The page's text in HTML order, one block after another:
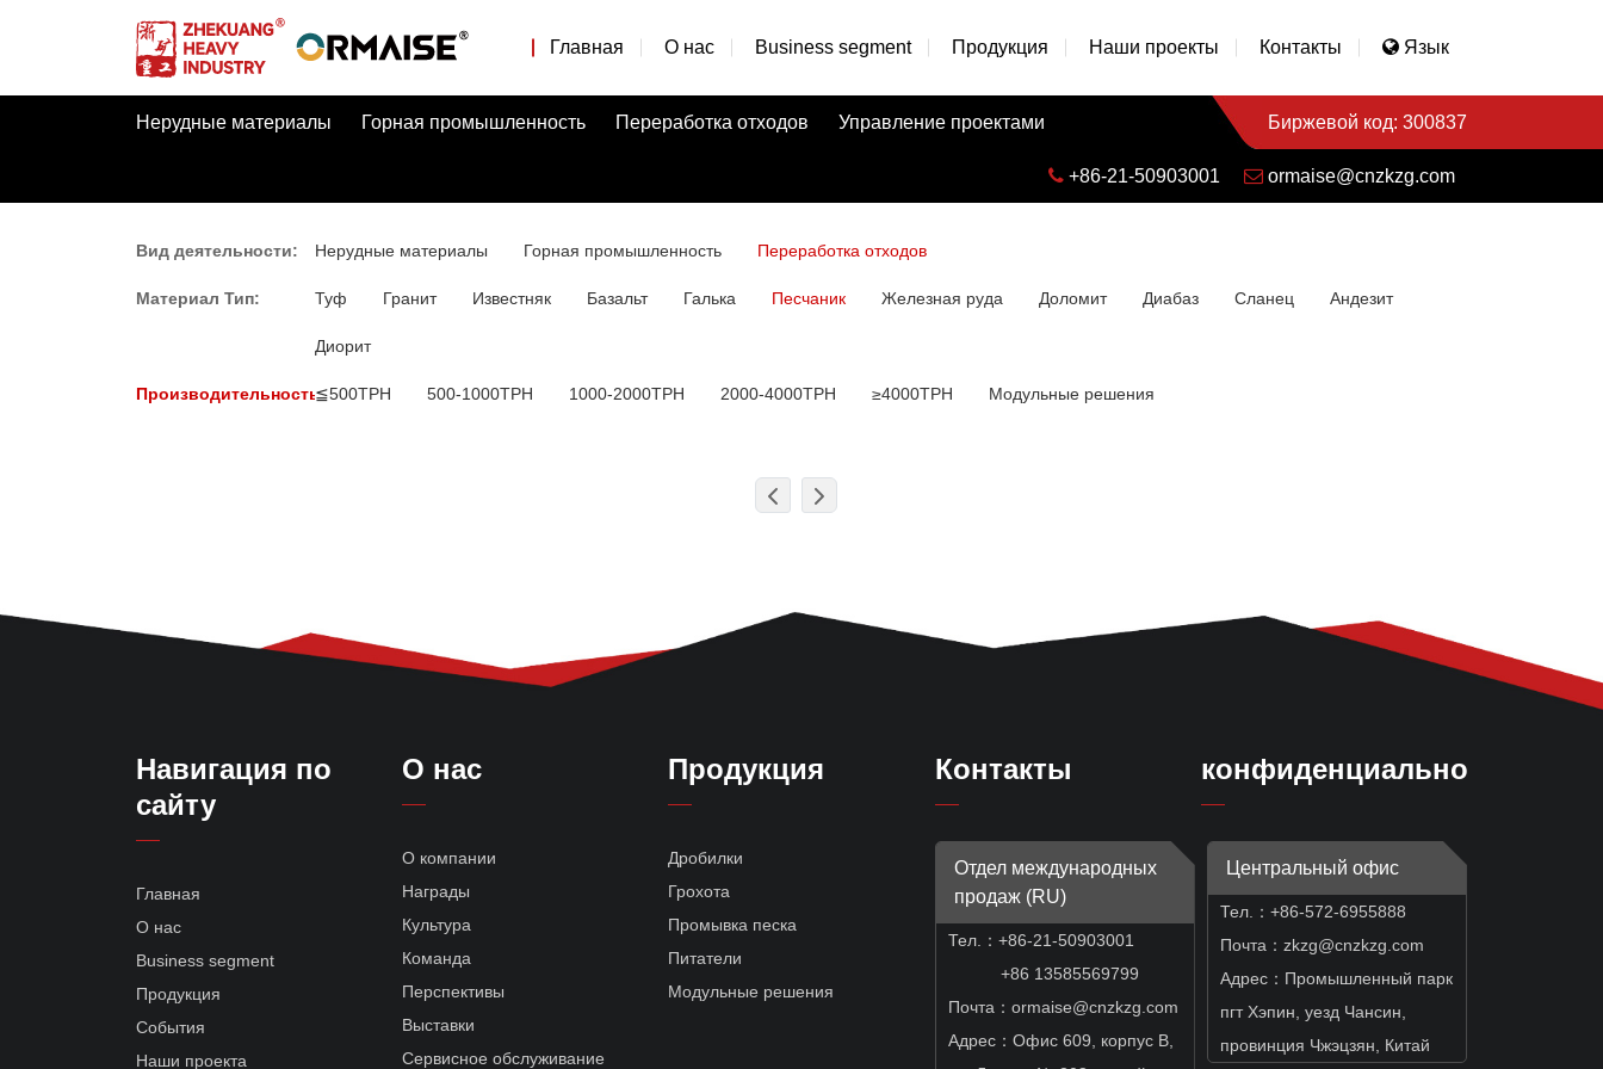
Главная О нас Business segment Продукция Наши проекты Контакты Язык
Нерудные материалы Горная промышленность Переработка отходов Управление проектами Биржевой код: 300837
+86-21-50903001 ormaise@cnzkzg.com
Вид деятельности: Нерудные материалы Горная промышленность Переработка отходов
Материал Тип: Туф Гранит Известняк Базальт Галька Песчаник Железная руда Доломит Диабаз Сланец Андезит
Диорит
Производительность:≦500TPH 500-1000TPH 1000-2000TPH 2000-4000TPH ≥4000TPH Модульные решения
Навигация по
сайту
Главная
О нас
Business segment
Продукция
События
Наши проекта
О нас
О компании
Награды
Культура
Команда
Перспективы
Выставки
Сервисное обслуживание
Продукция
Дробилки
Грохота
Промывка песка
Питатели
Модульные решения
Контакты конфиденциальность
Отдел международных
продаж (RU)
Тел.： +86-21-50903001
+86 13585569799
Почта：ormaise@cnzkzg.com
Адрес：Офис 609, корпус B,
Центральный офис
Тел.：+86-572-6955888
Почта：zkzg@cnzkzg.com
Адрес：Промышленный парк
пгт Хэпин, уезд Чансин,
провинция Чжэцзян, Китай